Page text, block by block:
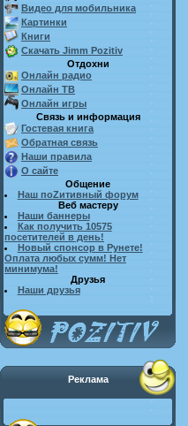
Видео для мобильника
Картинки
Книги
Скачать Jimm Pozitiv
Отдохни
Онлайн радио
Онлайн ТВ
Онлайн игры
Связь и информация
Гостевая книга
Обратная связь
Наши правила
О сайте
Общение
Наш поZитивный форум
Веб мастеру
Наши баннеры
Как получить 10575
посетителей в день!
Новый спонсор в Рунете!
Оплата любых сумм! Нет
минимума!
Друзья
Наши друзья
Реклама